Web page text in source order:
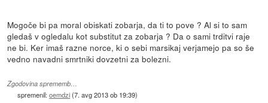
Mogoče bi pa moral obiskati zobarja, da ti to pove ? Al si to sam
gledaš v ogledalu kot substitut za zobarja ? Da o sami trditvi raje
ne bi. Ker imaš razne norce, ki o sebi marsikaj verjamejo pa so še
vedno navadni smrtniki dovzetni za bolezni.
Zgodovina sprememb…
spremenil:oemdzi(7. avg 2013 ob 19:39)